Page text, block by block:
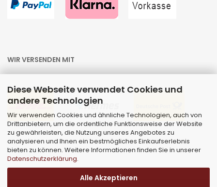
Diese Webseite verwendet Cookies und
andere Technologien
Wir verwenden Cookies und ähnliche Technologien, auch von
Drittanbietern, um die ordentliche Funktionsweise der Website
zu gewährleisten, die Nutzung unseres Angebotes zu
analysieren und Ihnen ein bestmögliches Einkaufserlebnis
bieten zu können. Weitere Informationen finden Sie in unserer
Datenschutzerklärung.
Alle Akzeptieren
WIR VERSENDEN MIT